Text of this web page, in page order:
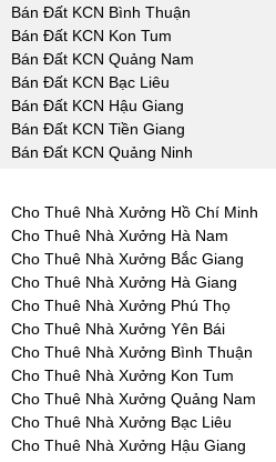
Bán Đất KCN Bình Thuận
Bán Đất KCN Kon Tum
Bán Đất KCN Quảng Nam
Bán Đất KCN Bạc Liêu
Bán Đất KCN Hậu Giang
Bán Đất KCN Tiền Giang
Bán Đất KCN Quảng Ninh
Cho Thuê Nhà Xưởng Hồ Chí Minh
Cho Thuê Nhà Xưởng Hà Nam
Cho Thuê Nhà Xưởng Bắc Giang
Cho Thuê Nhà Xưởng Hà Giang
Cho Thuê Nhà Xưởng Phú Thọ
Cho Thuê Nhà Xưởng Yên Bái
Cho Thuê Nhà Xưởng Bình Thuận
Cho Thuê Nhà Xưởng Kon Tum
Cho Thuê Nhà Xưởng Quảng Nam
Cho Thuê Nhà Xưởng Bạc Liêu
Cho Thuê Nhà Xưởng Hậu Giang